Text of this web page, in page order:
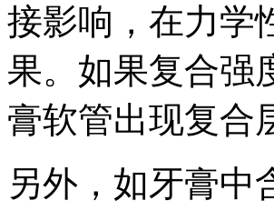
接影响，在力学
果。如果复合强
膏软管出现复合
另外，如牙膏中